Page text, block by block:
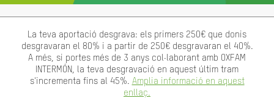
La teva aportació desgrava: els primers 250€ que donis
desgravaran el 80% i a partir de 250€ desgravaran el 40%.
A més, si portes més de 3 anys col·laborant amb OXFAM
INTERMÓN, la teva desgravació en aquest últim tram
s'incrementa fins al 45%. Amplia informació en aquest
enllaç.